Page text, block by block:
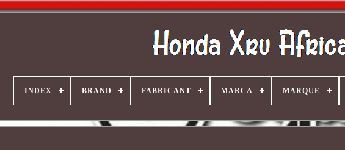
INDEX BRAND FABRICANT MARCA MARQUE